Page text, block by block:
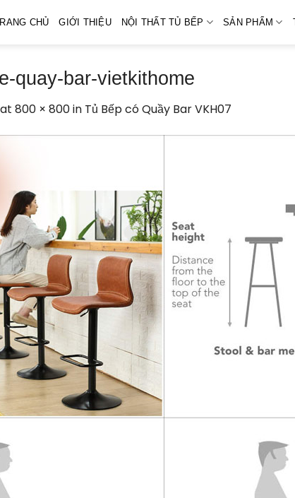
CHỦ GIỚI THIỆU NỘI THẤT TỦ BẾP SẢN PHẨM
quay-bar-vietkithome
at 800 × 800in Tủ Bếp có Quầy Bar VKH07